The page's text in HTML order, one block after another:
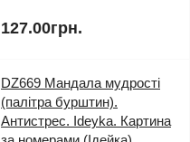
127.00грн.
DZ669 Мандала мудрості
(палітра бурштин).
Антистрес. Ideyka. Картина